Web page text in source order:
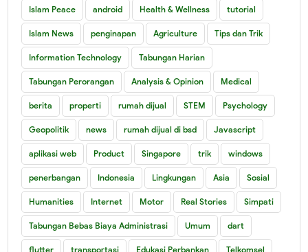
Islam Peace android Health & Wellness tutorial
Islam News penginapan Agriculture Tips dan Trik
Information Technology Tabungan Harian
Tabungan Perorangan Analysis & Opinion Medical
berita properti rumah dijual STEM Psychology
Geopolitik news rumah dijual di bsd Javascript
aplikasi web Product Singapore trik windows
penerbangan Indonesia Lingkungan Asia Sosial
Humanities Internet Motor Real Stories Simpati
Tabungan Bebas Biaya Administrasi Umum dart
flutter transportasi Edukasi Perbankan Telkomsel